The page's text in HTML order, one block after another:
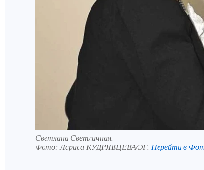
Светлана Светличная.
Фото:Лариса КУДРЯВЦЕВА/ЭГ. Перейти в